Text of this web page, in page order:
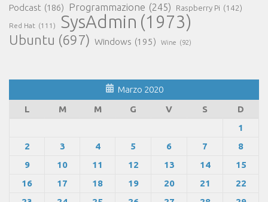
Podcast (186) Programmazione (245) Raspberry Pi (142)
Red Hat (111) SysAdmin (1973)
Ubuntu (697) Windows (195) Wine (92)
Marzo 2020
L
M M G V S
D
1
2
3 4 5 6 7
8
9
10 11 12 13 14
15
16
17 18 19 20 21
22